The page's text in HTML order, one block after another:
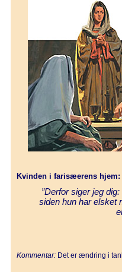
Kvinden i farisæerens hjem:
”Derfor siger jeg
siden hun har elsket
Kommentar: Det er ændring i